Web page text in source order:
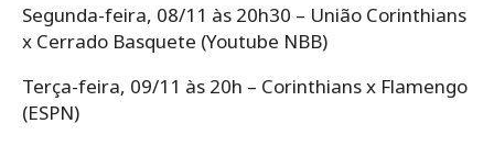
Segunda-feira, 08/11 às 20h30 – União Corinthians
x Cerrado Basquete (Youtube NBB)
Terça-feira, 09/11 às 20h – Corinthians x Flamengo
(ESPN)